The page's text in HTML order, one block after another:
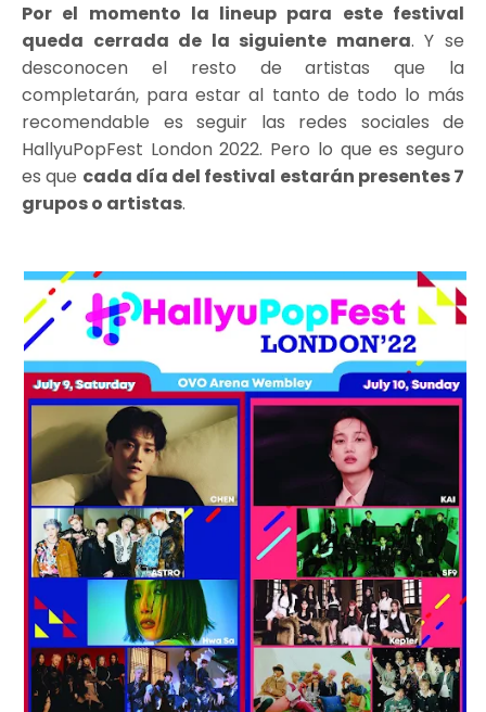
Por el momento la lineup para este festival
queda cerrada de la siguiente manera. Y se
desconocen el resto de artistas que la
completarán, para estar al tanto de todo lo más
recomendable es seguir las redes sociales de
HallyuPopFest London 2022. Pero lo que es seguro
es que cada día del festival estarán presentes 7
grupos o artistas.